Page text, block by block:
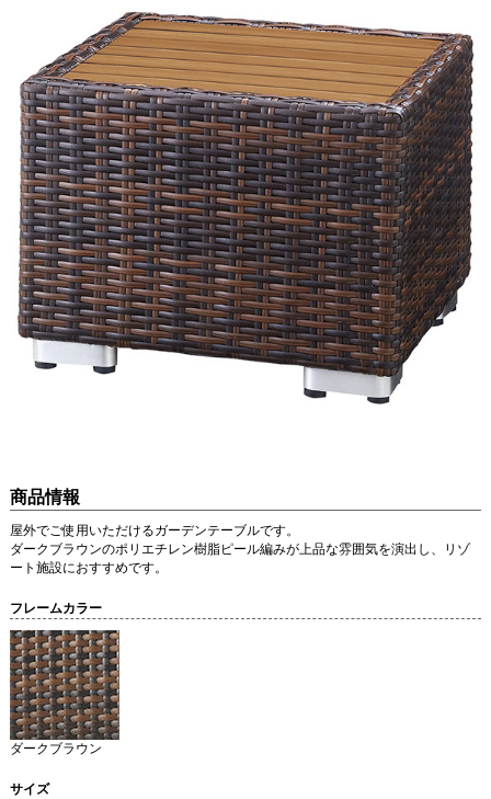
商品情報
屋外でご使用いただけるガーデンテーブルです。
ダークブラウンのポリエチレン樹脂ピール編みが上品な雰囲気を演出し、リゾ
ート施設におすすめです。
フレームカラー
ダークブラウン
サイズ